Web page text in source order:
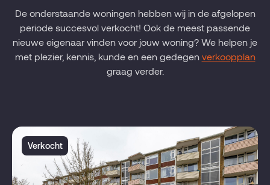
De onderstaande woningen hebben wij in de afgelopen
periode succesvol verkocht! Ook de meest passende
nieuwe eigenaar vinden voor jouw woning? We helpen je
met plezier, kennis, kunde en een gedegen verkoopplan
graag verder.
Verkocht